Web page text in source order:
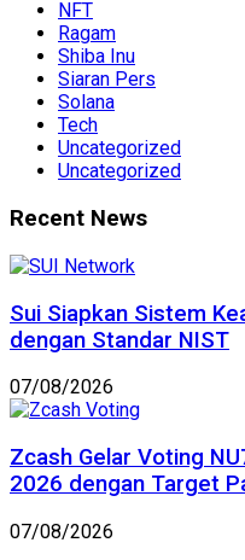
NFT
Ragam
Shiba Inu
Siaran Pers
Solana
Tech
Uncategorized
Uncategorized
Recent News
Sui Siapkan Sistem
dengan Standar NIST
07/08/2026
Zcash Gelar Voting
2026 dengan Target
07/08/2026